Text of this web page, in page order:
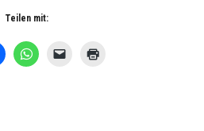
Teilen mit: